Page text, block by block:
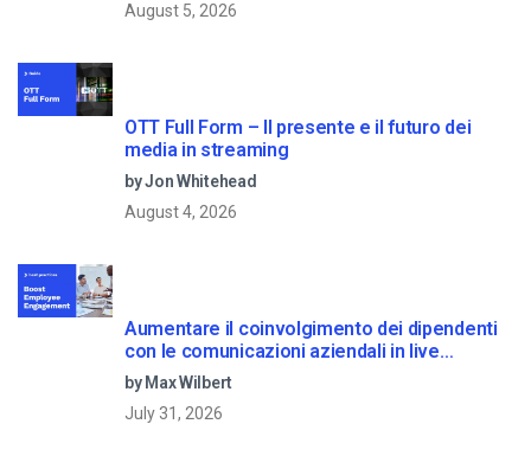
August 5, 2026
OTT Full Form – Il presente e il futuro dei
media in streaming
by Jon Whitehead
August 4, 2026
Aumentare il coinvolgimento dei dipendenti
con le comunicazioni aziendali in live
streaming
by Max Wilbert
July 31, 2026